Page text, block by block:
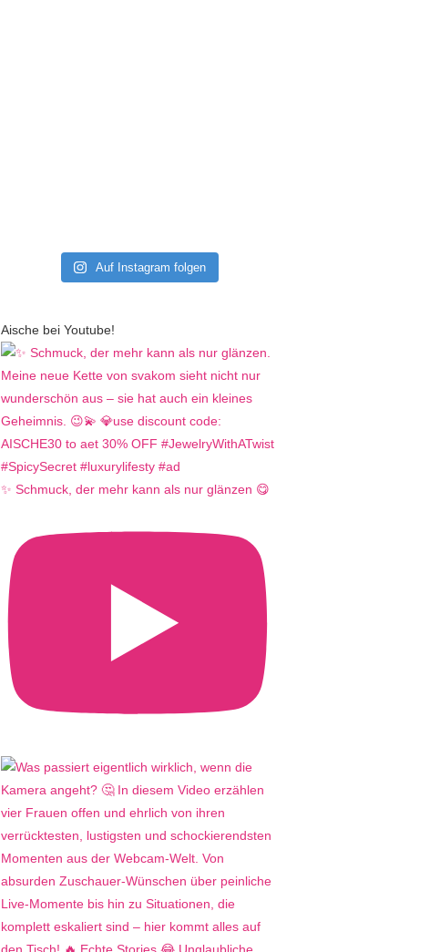
Auf Instagram folgen
Aische bei Youtube!
✨ Schmuck, der mehr kann als nur glänzen 😋